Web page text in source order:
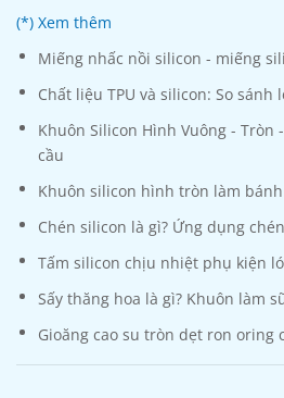
(*) Xem thêm
Miếng nhấc nồi silicon - miếng
Chất liệu TPU và silicon: So
Khuôn Silicon Hình Vuông - Tròn
cầu
Khuôn silicon hình tròn làm
Chén silicon là gì? Ứng dụng
Tấm silicon chịu nhiệt phụ kiện
Sấy thăng hoa là gì? Khuôn làm
Gioăng cao su tròn dẹt ron oring